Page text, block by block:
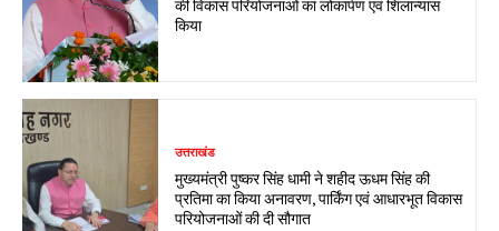
किया
उत्तराखंड
मुख्यमंत्री पुष्कर सिंह धामी ने शहीद ऊधम सिंह की
प्रतिमा का किया अनावरण, पार्किंग एवं आधारभूत विकास
परियोजनाओं की दी सौगात